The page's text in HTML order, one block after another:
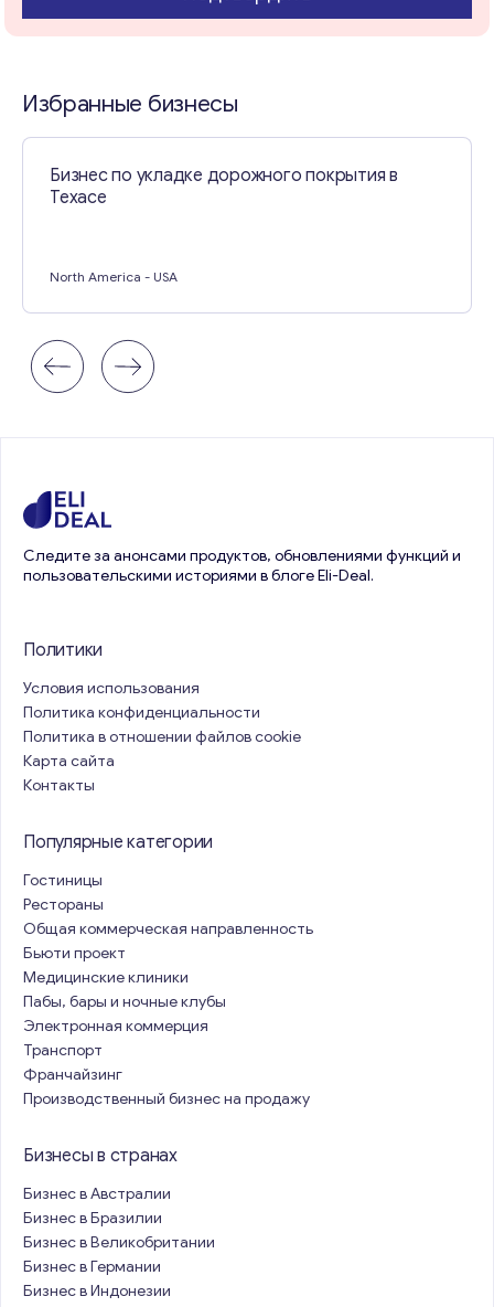
Избранные бизнесы
Бизнес по укладке дорожного покрытия в
Техасе
North America - USA
Следите за анонсами продуктов, обновлениями функций и
пользовательскими историями в блоге Eli-Deal.
Политики
Условия использования
Политика конфиденциальности
Политика в отношении файлов cookie
Карта сайта
Контакты
Популярные категории
Гостиницы
Рестораны
Общая коммерческая направленность
Бьюти проект
Медицинские клиники
Пабы, бары и ночные клубы
Электронная коммерция
Транспорт
Франчайзинг
Производственный бизнес на продажу
Бизнесы в странах
Бизнес в Австралии
Бизнес в Бразилии
Бизнес в Великобритании
Бизнес в Германии
Бизнес в Индонезии